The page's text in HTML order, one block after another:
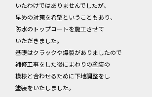
いたわけではありませんでしたが、
早めの対策を希望ということもあり、
防水のトップコートを施工させて
いただきました。
基礎はクラックや爆裂がありましたので
補修工事をした後にまわりの塗装の
模様と合わせるために下地調整をし
塗装をいたしました。